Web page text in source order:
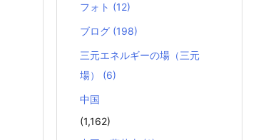
フォト (12)
ブログ (198)
三元エネルギーの場（三元
場） (6)
中国
(1,162)